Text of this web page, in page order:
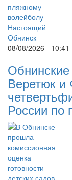
08/08/2026 - 10:41
Веретюк
России по